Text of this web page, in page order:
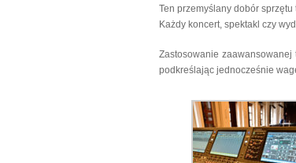
Ten przemyślany dobór
Każdy koncert, spektakl czy
Zastosowanie zaawansowanej
podkreślając jednocześnie